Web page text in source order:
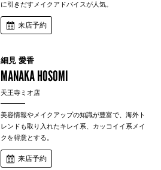
に引きだすメイクアドバイスが人気。
来店予約
細見 愛香
MANAKA HOSOMI
天王寺ミオ店
美容情報やメイクアップの知識が豊富で、海外ト
レンドも取り入れたキレイ系、 カッコイイ系メイ
クを得意とする。
来店予約